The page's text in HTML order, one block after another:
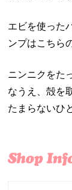
エビを使った
ンプはこちら
ニンニクをた
なうえ、殻を
たまらないひ